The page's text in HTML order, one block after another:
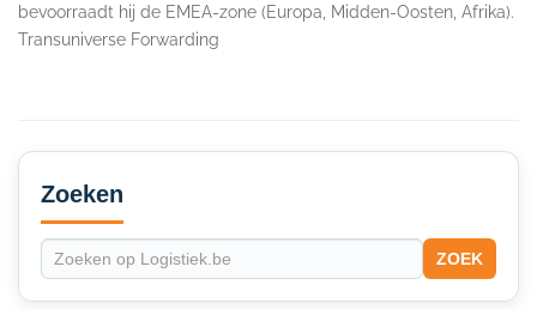
bevoorraadt hij de EMEA-zone (Europa, Midden-Oosten, Afrika).
Transuniverse Forwarding
Secondary
Sidebar
Zoeken
ZOEK